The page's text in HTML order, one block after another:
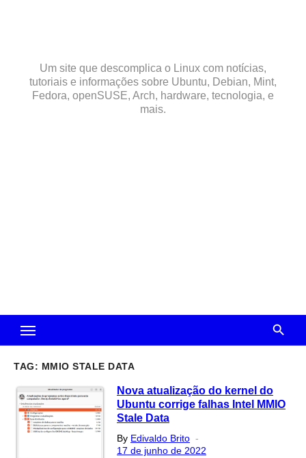
Um site que descomplica o Linux com notícias,
tutoriais e informações sobre Ubuntu, Debian, Mint,
Fedora, openSUSE, Arch, hardware, tecnologia, e
mais.
TAG: MMIO STALE DATA
Nova atualização do kernel do
Ubuntu corrige falhas Intel MMIO
Stale Data
By Edivaldo Brito
on
17 de junho de 2022